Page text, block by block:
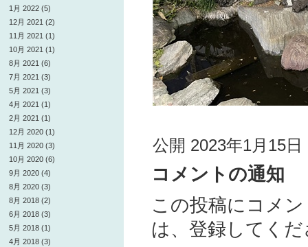
1月 2022 (5)
12月 2021 (2)
11月 2021 (1)
10月 2021 (1)
8月 2021 (6)
7月 2021 (3)
5月 2021 (3)
4月 2021 (1)
2月 2021 (1)
12月 2020 (1)
11月 2020 (3)
10月 2020 (6)
9月 2020 (4)
8月 2020 (3)
8月 2018 (2)
6月 2018 (3)
5月 2018 (1)
4月 2018 (3)
公開 2023年1月15
コメントの通知
この投稿にコメ
は、登録してく